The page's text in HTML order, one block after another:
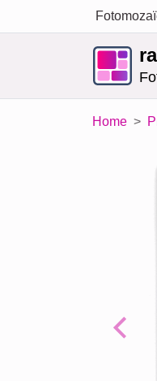
Home